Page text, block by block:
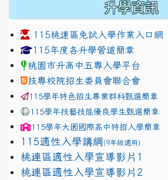
升學資訊
115桃連區免試入學作業入口網
link to https://
115年度各升學管道簡章
桃園市升高中五專入學平台
技專校院招生委員會聯合會
115學年特色招生專業群科甄選簡章
115學年技藝技能優良學生甄選簡章
115學年大園國際高中特招入學簡章
115適性入學講綱 (9年級適用)
link to https://
桃連區適性入學宣導影片1
link to https://
桃連區適性入學宣導影片2